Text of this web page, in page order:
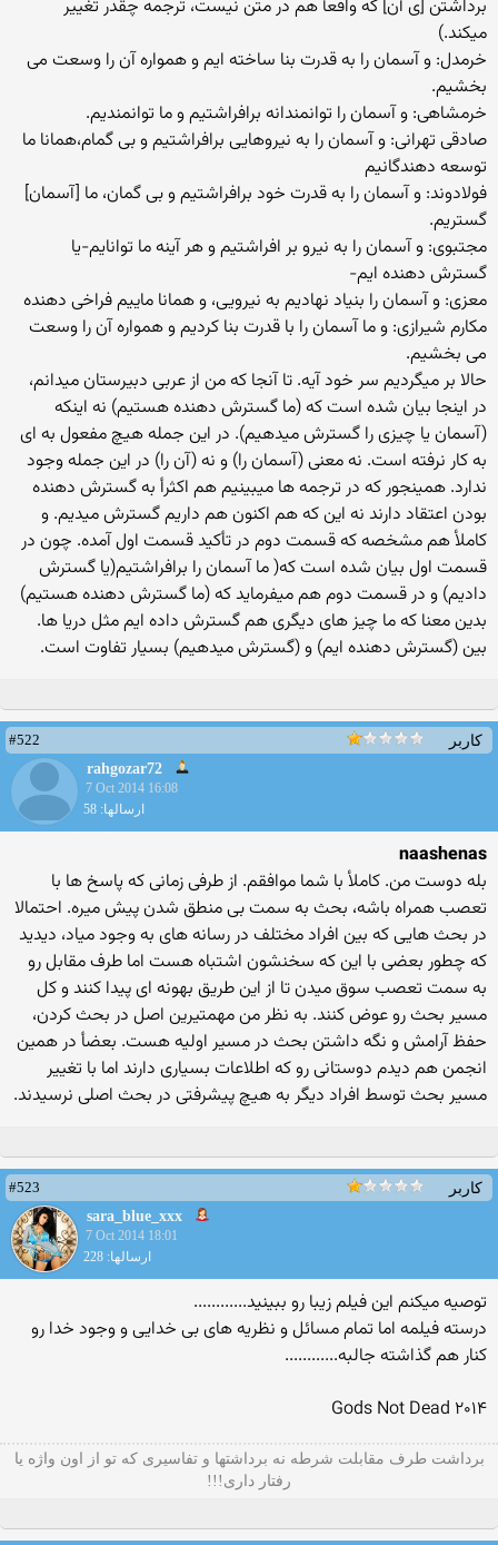
برداشتن [ی آن] که واقعأ هم در متن نیست، ترجمه چقدر تغییر
میکند.)
خرمدل: و آسمان را به قدرت بنا ساخته ایم و همواره آن را وسعت می
بخشیم.
خرمشاهی: و آسمان را توانمندانه برافراشتیم و ما توانمندیم.
صادقی تهرانی: و آسمان را به نیروهایی برافراشتیم و بی گمام،همانا ما
توسعه دهندگانیم
فولادوند: و آسمان را به قدرت خود برافراشتیم و بی گمان، ما [آسمان]
گستریم.
مجتبوی: و آسمان را به نیرو بر افراشتیم و هر آینه ما توانایم-یا
گسترش دهنده ایم-
معزی: و آسمان را بنیاد نهادیم به نیرویی، و همانا ماییم فراخی دهنده
مکارم شیرازی: و ما آسمان را با قدرت بنا کردیم و همواره آن را وسعت
می بخشیم.
حالا بر میگردیم سر خود آیه. تا آنجا که من از عربی دبیرستان میدانم،
در اینجا بیان شده است که (ما گسترش دهنده هستیم) نه اینکه
(آسمان یا چیزی را گسترش میدهیم). در این جمله هیچ مفعول به ای
به کار نرفته است. نه معنی (آسمان را) و نه (آن را) در این جمله وجود
ندارد. همینجور که در ترجمه ها میبینیم هم اکثرأ به گسترش دهنده
بودن اعتقاد دارند نه این که هم اکنون هم داریم گسترش میدیم. و
کاملأ هم مشخصه که قسمت دوم در تأکید قسمت اول آمده. چون در
قسمت اول بیان شده است که( ما آسمان را برافراشتیم(یا گسترش
دادیم) و در قسمت دوم هم میفرماید که (ما گسترش دهنده هستیم)
بدین معنا که ما چیز های دیگری هم گسترش داده ایم مثل دریا ها.
بین (گسترش دهنده ایم) و (گسترش میدهیم) بسیار تفاوت است.
کاربر
#522
rahgozar72
7 Oct 2014 16:08
ارسالها: 58
naashenas
بله دوست من. کاملأ با شما موافقم. از طرفی زمانی که پاسخ ها با
تعصب همراه باشه، بحث به سمت بی منطق شدن پیش میره. احتمالا
در بحث هایی که بین افراد مختلف در رسانه های به وجود میاد، دیدید
که چطور بعضی با این که سخنشون اشتباه هست اما طرف مقابل رو
به سمت تعصب سوق میدن تا از این طریق بهونه ای پیدا کنند و کل
مسیر بحث رو عوض کنند. به نظر من مهمتیرین اصل در بحث کردن،
حفظ آرامش و نگه داشتن بحث در مسیر اولیه هست. بعضأ در همین
انجمن هم دیدم دوستانی رو که اطلاعات بسیاری دارند اما با تغییر
مسیر بحث توسط افراد دیگر به هیچ پیشرفتی در بحث اصلی نرسیدند.
کاربر
#523
sara_blue_xxx
7 Oct 2014 18:01
ارسالها: 228
توصیه میکنم این فیلم زیبا رو ببینید............
درسته فیلمه اما تمام مسائل و نظریه های بی خدایی و وجود خدا رو
کنار هم گذاشته جالبه............
Gods Not Dead ۲۰۱۴
برداشت طرف مقابلت شرطه نه برداشتها و تفاسیری که تو از اون واژه یا
رفتار داری!!!